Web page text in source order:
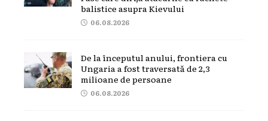
balistice asupra Kievului
06.08.2026
De la începutul anului, frontiera cu
Ungaria a fost traversată de 2,3
milioane de persoane
06.08.2026